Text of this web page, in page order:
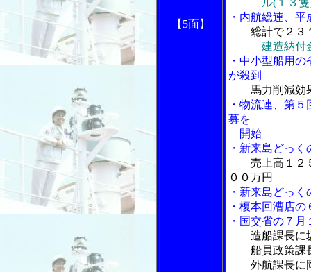
【5面】
ル(１３隻)
・内航総連、
総計で２３
建造納付
・中小型船用
が殺到
馬力削減効
・物流連、第
募を
開始
・新来島どっ
売上高１２
００万円
・新来島どっ
・榎本回漕店
・国交省の７
造船課長に
船員政策課長
外航課長に岡